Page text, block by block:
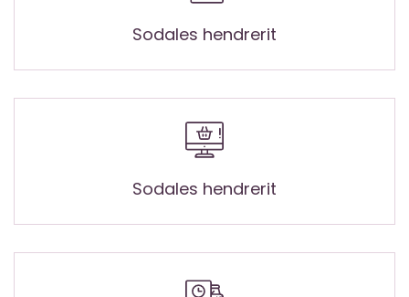
Sodales hendrerit
Sodales hendrerit